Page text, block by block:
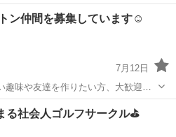
運動公園で練習しています。。 スク
れた方、ベテランの方、 一緒に強く
硬式テニス
ン仲間を募集しています☺️
7月12日
趣味や友達を作りたい方、大歓迎😊
🌟 1人参加がほとんどなので安心♪
19:30〜21:30 ラケット、シュー
バドミントン
る社会人ゴルフサークル⛳